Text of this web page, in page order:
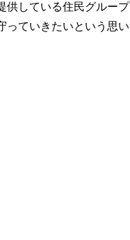
供している住民グループ
っていきたいという思い